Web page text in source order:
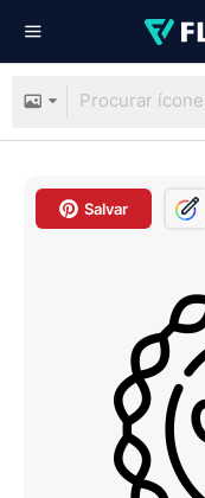
Salvar